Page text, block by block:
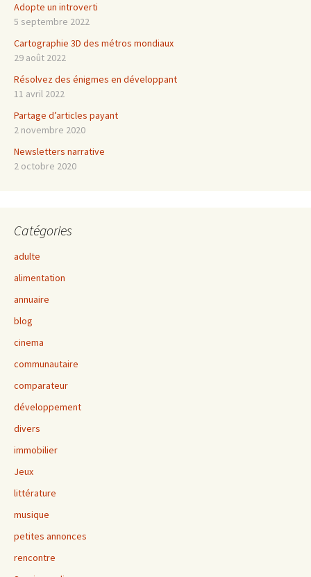
Adopte un introverti
5 septembre 2022
Cartographie 3D des métros mondiaux
29 août 2022
Résolvez des énigmes en développant
11 avril 2022
Partage d’articles payant
2 novembre 2020
Newsletters narrative
2 octobre 2020
Catégories
adulte
alimentation
annuaire
blog
cinema
communautaire
comparateur
développement
divers
immobilier
Jeux
littérature
musique
petites annonces
rencontre